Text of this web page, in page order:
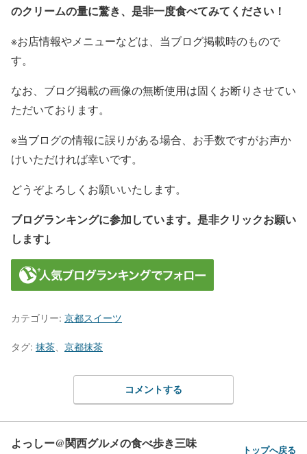
のクリームの量に驚き、是非一度食べてみてください！
※お店情報やメニューなどは、当ブログ掲載時のもので
す。
なお、ブログ掲載の画像の無断使用は固くお断りさせてい
ただいております。
※当ブログの情報に誤りがある場合、お手数ですがお声か
けいただければ幸いです。
どうぞよろしくお願いいたします。
ブログランキングに参加しています。是非クリックお願い
します↓
カテゴリー: 京都スイーツ
タグ: 抹茶 京都抹茶
コメントする
よっしー@関西グルメの食べ歩き三味 トップへ戻る